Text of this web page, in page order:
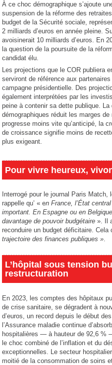
À ce choc démographique s’ajoute
suspension de la réforme des
budget de la Sécurité sociale,
2 milliards d’euros en année pleine.
avoisinerait 10 milliards d’euros. En
la question de la poursuite de la
candidat élu.
Les projections que le COR publiera
serviront de référence aux
campagne présidentielle. Des
également interprétées par les
peine à contenir sa dette publique.
démographiques réduit les marges
progresse moins vite qu’anticipé, la
de croissance signifie moins de
plus exigeant.
Pour vivre heureux,
Interrogé pour le journal Paris Match,
rappelle qu’ « en France, l’État
important. En Espagne ou en
davantage de pouvoir budgétaire ». Il
reconduire un budget déficitaire.
trajectoire des finances publiques ».
L’hôpital sous tension
restructuration
En 2023, les comptes des hôpitaux
de crise sanitaire, se dégradent à
d’euros, un record depuis le début
l’Assurance maladie continue
hospitalières — à hauteur de 92,6 %
le choc combiné de l’inflation et du
exceptionnelles. Le secteur
moitié de la consommation de soins